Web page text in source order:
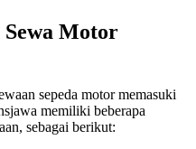
Motor
sepeda motor memasuki
memiliki beberapa
sebagai berikut: